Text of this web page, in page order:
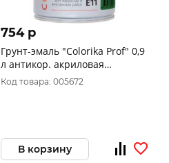
754 p
Грунт-эмаль "Colorika Prof" 0,9
л антикор. акриловая
зеленый лист RAL6002, АR-12
Код товара: 005672
В корзину